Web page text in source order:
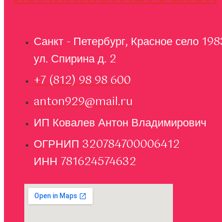
Санкт - Петербург, Красное село
ул. Спирина д. 2
+7 (812) 98 98 600
anton929@mail.ru
ИП Ковалев Антон Владимирович
ОГРНИП 320784700006412
ИНН 781624574632